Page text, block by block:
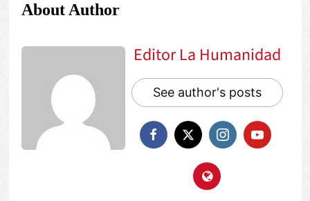
About Author
Editor La Humanidad
See author's posts